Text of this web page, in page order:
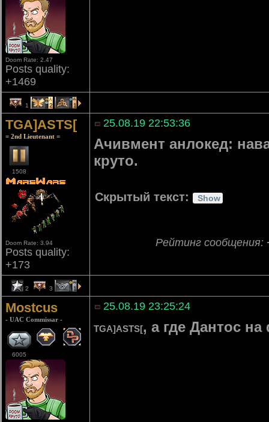
Doom Rate: 2.47
Posts quality:
+1469
1 2 1
TGA]ASTS[
= 2nd Lieutenant =
1508
Doom Rate: 3.94
Posts quality:
+173
25.08.19 22:53:36
Ачивмент анлокед:
круто.
Скрытый текст:
Рейтинг сообщения:
2 3 1
Mostcus
- UAC Commissar -
6005
25.08.19 23:25:24
TGA]ASTS[, а где Дантос на